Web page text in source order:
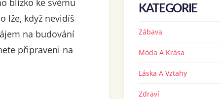
blízko ke svému
lže, když nevidíš
na budování
připraveni na
KATEGORIE
Zábava
Móda A Krása
Láska A Vztahy
Zdraví